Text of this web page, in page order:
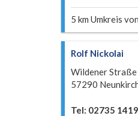
5 km Umkreis
Rolf Nickolai
Wildener
57290
Tel: 02735 1419